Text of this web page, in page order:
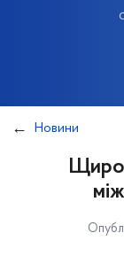
Новини
Щиро